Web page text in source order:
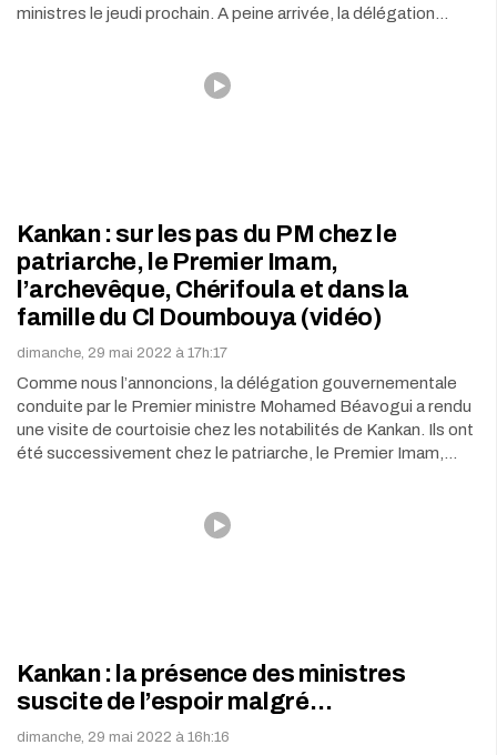
ministres le jeudi prochain. A peine arrivée, la délégation…
Kankan : sur les pas du PM chez le
patriarche, le Premier Imam,
l’archevêque, Chérifoula et dans la
famille du Cl Doumbouya (vidéo)
dimanche, 29 mai 2022 à 17h:17
Comme nous l’annoncions, la délégation gouvernementale
conduite par le Premier ministre Mohamed Béavogui a rendu
une visite de courtoisie chez les notabilités de Kankan. Ils ont
été successivement chez le patriarche, le Premier Imam,…
Kankan : la présence des ministres
suscite de l’espoir malgré…
dimanche, 29 mai 2022 à 16h:16